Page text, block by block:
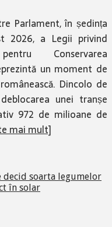
Parlament, în ședința
2026, a Legii privind
Conservarea
un moment de
Dincolo de
unei tranșe
972 de milioane de
mai mult]
soarta legumelor
în solar